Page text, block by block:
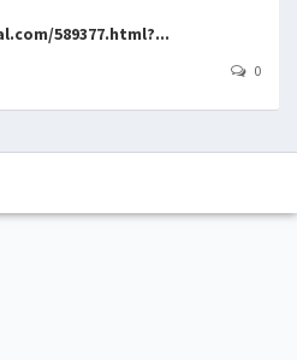
589377.html?...
0